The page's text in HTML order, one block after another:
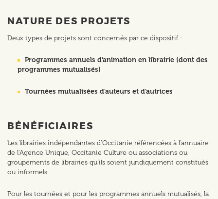
NATURE DES PROJETS
Deux types de projets sont concernés par ce dispositif :
Programmes annuels d'animation en librairie (dont des
programmes mutualisés)
Tournées mutualisées d'auteurs et d'autrices
BÉNÉFICIAIRES
Les librairies indépendantes d’Occitanie référencées à l'annuaire
de l'Agence Unique, Occitanie Culture ou associations ou
groupements de librairies qu’ils soient juridiquement constitués
ou informels.
Pour les tournées et pour les programmes annuels mutualisés, la